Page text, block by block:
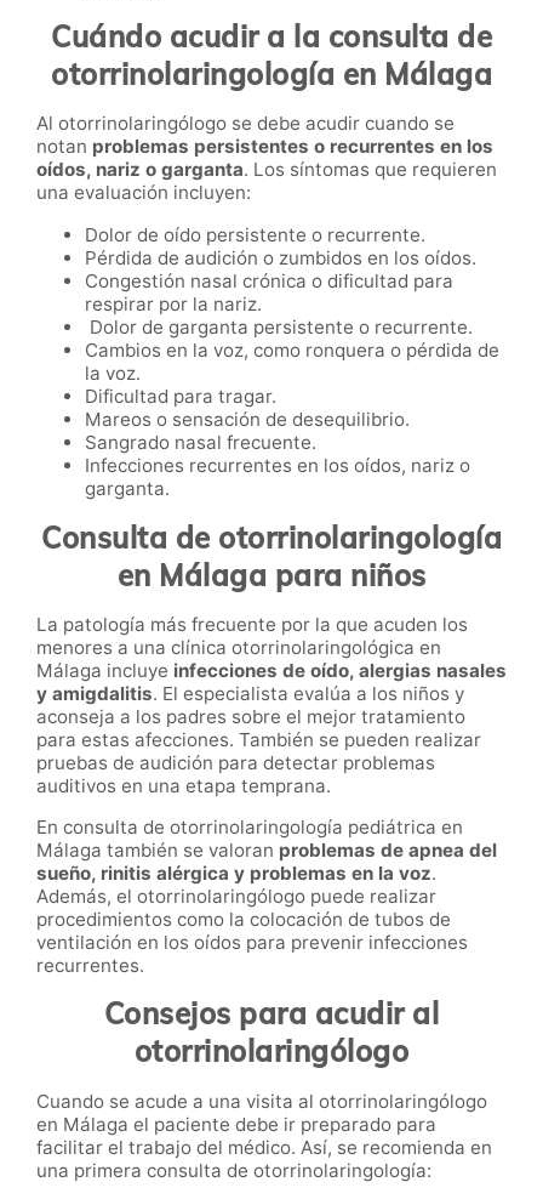
Cuándo acudir a la consulta de
otorrinolaringología en Málaga
Al otorrinolaringólogo se debe acudir cuando se
notan problemas persistentes o recurrentes en los
oídos, nariz o garganta. Los síntomas que requieren
una evaluación incluyen:
Dolor de oído persistente o recurrente.
Pérdida de audición o zumbidos en los oídos.
Congestión nasal crónica o dificultad para
respirar por la nariz.
Dolor de garganta persistente o recurrente.
Cambios en la voz, como ronquera o pérdida de
la voz.
Dificultad para tragar.
Mareos o sensación de desequilibrio.
Sangrado nasal frecuente.
Infecciones recurrentes en los oídos, nariz o
garganta.
Consulta de otorrinolaringología
en Málaga para niños
La patología más frecuente por la que acuden los
menores a una clínica otorrinolaringológica en
Málaga incluye infecciones de oído, alergias nasales
y amigdalitis. El especialista evalúa a los niños y
aconseja a los padres sobre el mejor tratamiento
para estas afecciones. También se pueden realizar
pruebas de audición para detectar problemas
auditivos en una etapa temprana.
En consulta de otorrinolaringología pediátrica en
Málaga también se valoran problemas de apnea del
sueño, rinitis alérgica y problemas en la voz.
Además, el otorrinolaringólogo puede realizar
procedimientos como la colocación de tubos de
ventilación en los oídos para prevenir infecciones
recurrentes.
Consejos para acudir al
otorrinolaringólogo
Cuando se acude a una visita al otorrinolaringólogo
en Málaga el paciente debe ir preparado para
facilitar el trabajo del médico. Así, se recomienda en
una primera consulta de otorrinolaringología: